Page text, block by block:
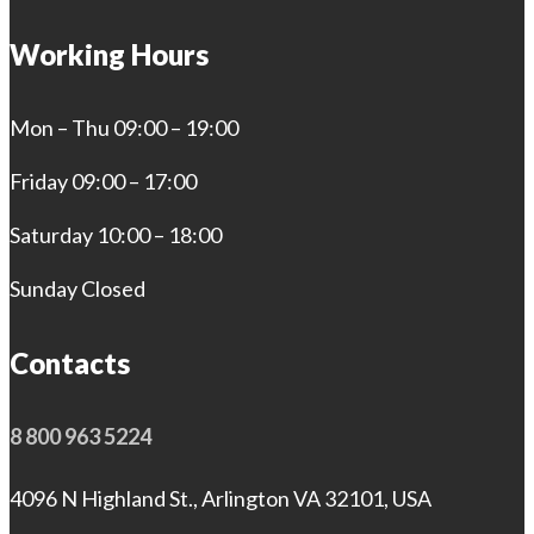
Working Hours
Mon – Thu 09:00 – 19:00
Friday 09:00 – 17:00
Saturday 10:00 – 18:00
Sunday Closed
Contacts
8 800 963 5224
4096 N Highland St., Arlington VA 32101, USA